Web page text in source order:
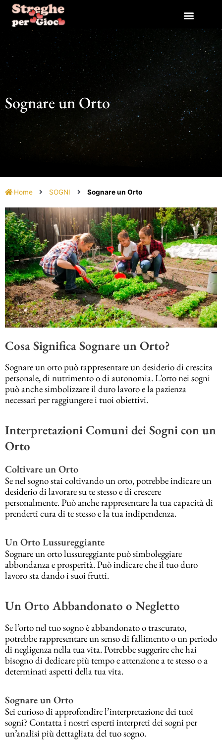
contenuto
Sognare un Orto
Home SOGNI Sognare un Orto
Cosa Significa Sognare un Orto?
Sognare un orto può rappresentare un desiderio di crescita
personale, di nutrimento o di autonomia. L’orto nei sogni
può anche simbolizzare il duro lavoro e la pazienza
necessari per raggiungere i tuoi obiettivi.
Interpretazioni Comuni dei Sogni con un
Orto
Coltivare un Orto
Se nel sogno stai coltivando un orto, potrebbe indicare un
desiderio di lavorare su te stesso e di crescere
personalmente. Può anche rappresentare la tua capacità di
prenderti cura di te stesso e la tua indipendenza.
Un Orto Lussureggiante
Sognare un orto lussureggiante può simboleggiare
abbondanza e prosperità. Può indicare che il tuo duro
lavoro sta dando i suoi frutti.
Un Orto Abbandonato o Negletto
Se l’orto nel tuo sogno è abbandonato o trascurato,
potrebbe rappresentare un senso di fallimento o un periodo
di negligenza nella tua vita. Potrebbe suggerire che hai
bisogno di dedicare più tempo e attenzione a te stesso o a
determinati aspetti della tua vita.
Sognare un Orto
Sei curioso di approfondire l’interpretazione dei tuoi
sogni? Contatta i nostri esperti interpreti dei sogni per
un’analisi più dettagliata del tuo sogno.